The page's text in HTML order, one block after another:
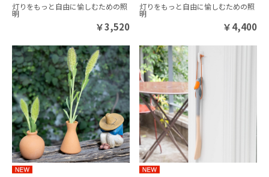
灯りをもっと自由に愉しむための照
明
￥3,520
灯りをもっと自由に愉しむための照
明
￥4,400